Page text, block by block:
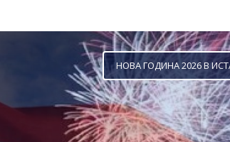
НОВА ГОДИНА 2026 В